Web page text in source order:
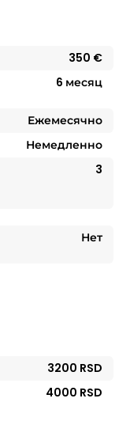
350 €
6 месяц
Ежемесячно
Немедленно
3
Нет
3200 RSD
4000 RSD